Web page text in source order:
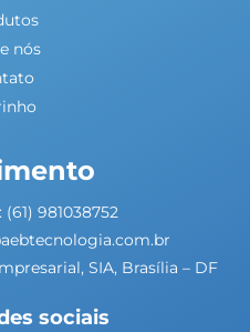
nós
981038752
SIA, Brasília – DF
sociais